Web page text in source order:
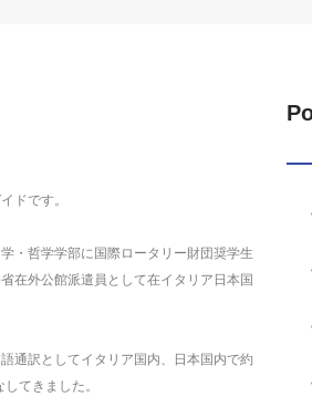
ドです。
・哲学学部に国際ロータリー財団奨学生
在外公館派遣員として在イタリア日本国
通訳としてイタリア国内、日本国内で約
てきました。